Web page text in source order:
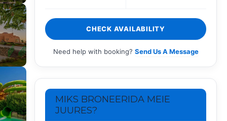
CHECK AVAILABILITY
Need help with booking? Send Us A Message
MIKS BRONEERIDA MEIE
JUURES?